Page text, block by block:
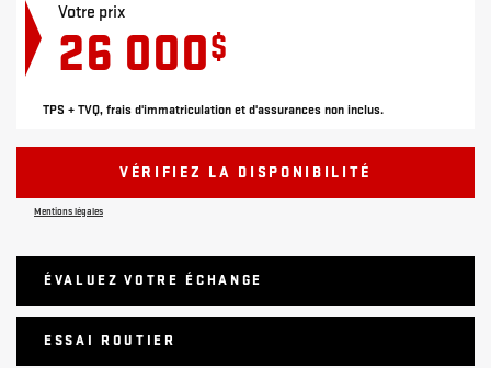
Votre prix
26 000$
TPS + TVQ, frais d'immatriculation et d'assurances non inclus.
VÉRIFIEZ LA DISPONIBILITÉ
Mentions légales
ÉVALUEZ VOTRE ÉCHANGE
ESSAI ROUTIER